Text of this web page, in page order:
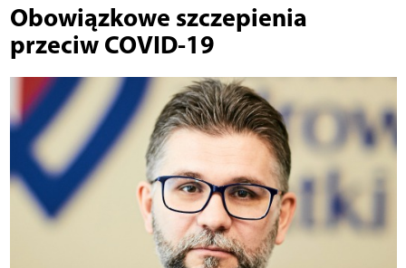
Obowiązkowe szczepienia
przeciw COVID-19